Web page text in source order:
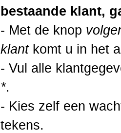
bestaande klant,
- Met de knop
klantkomt u in het
- Vul alle
*.
- Kies zelf een
tekens.